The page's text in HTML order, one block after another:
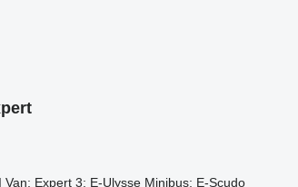
Expert 3; E-Ulysse Minibus; E-Scudo